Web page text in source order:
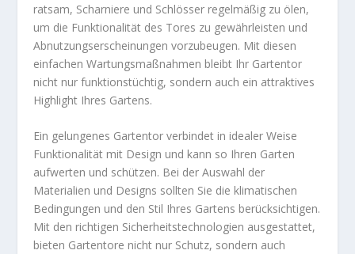
ratsam, Scharniere und Schlösser regelmäßig zu ölen,
um die Funktionalität des Tores zu gewährleisten und
Abnutzungserscheinungen vorzubeugen. Mit diesen
einfachen Wartungsmaßnahmen bleibt Ihr Gartentor
nicht nur funktionstüchtig, sondern auch ein attraktives
Highlight Ihres Gartens.
Ein gelungenes Gartentor verbindet in idealer Weise
Funktionalität mit Design und kann so Ihren Garten
aufwerten und schützen. Bei der Auswahl der
Materialien und Designs sollten Sie die klimatischen
Bedingungen und den Stil Ihres Gartens berücksichtigen.
Mit den richtigen Sicherheitstechnologien ausgestattet,
bieten Gartentore nicht nur Schutz, sondern auch